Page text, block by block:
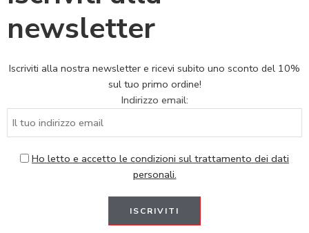
newsletter
Iscriviti alla nostra newsletter e ricevi subito uno sconto del 10%
sul tuo primo ordine!
Indirizzo email:
Ho letto e accetto le condizioni sul trattamento dei dati
personali.